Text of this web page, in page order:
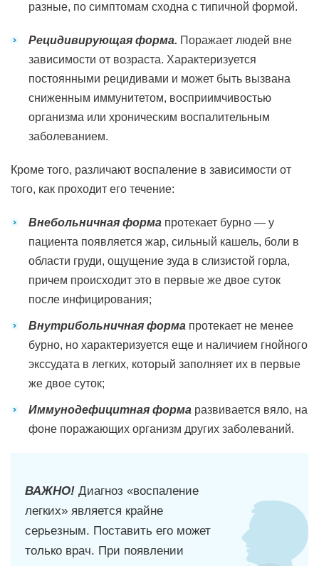
разные, по симптомам сходна с типичной формой.
Рецидивирующая форма. Поражает людей вне
зависимости от возраста. Характеризуется
постоянными рецидивами и может быть вызвана
сниженным иммунитетом, восприимчивостью
организма или хроническим воспалительным
заболеванием.
Кроме того, различают воспаление в зависимости от
того, как проходит его течение:
Внебольничная форма протекает бурно — у
пациента появляется жар, сильный кашель, боли в
области груди, ощущение зуда в слизистой горла,
причем происходит это в первые же двое суток
после инфицирования;
Внутрибольничная форма протекает не менее
бурно, но характеризуется еще и наличием гнойного
экссудата в легких, который заполняет их в первые
же двое суток;
Иммунодефицитная форма развивается вяло, на
фоне поражающих организм других заболеваний.
ВАЖНО! Диагноз «воспаление
легких» является крайне
серьезным. Поставить его может
только врач. При появлении